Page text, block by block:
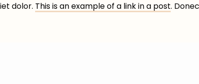
dolor. This is an example of a link in a post.